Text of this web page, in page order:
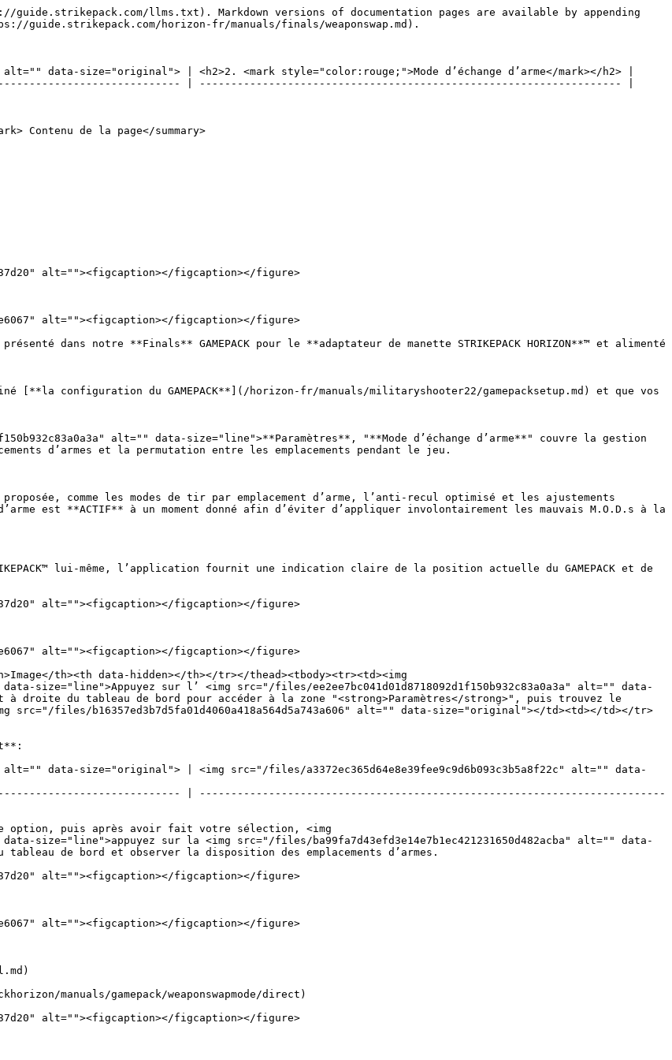
llms.txt). Markdown versions of documentation pages are available by appending
guide.strikepack.com/horizon-fr/manuals/finals/weaponswap.md).
alt="" data-size="original"> | <h2>2. <mark style="color:rouge;">Mode d’échange d’arme</mark></h2> |
| ------------------------------------------------------------------- |
Contenu de la page</summary>
alt=""><figcaption></figcaption></figure>
alt=""><figcaption></figcaption></figure>
dans notre **Finals** GAMEPACK pour le **adaptateur de manette STRIKEPACK HORIZON**™ et alimenté
[**la configuration du GAMEPACK**](/horizon-fr/manuals/militaryshooter22/gamepacksetup.md) et que vos
alt="" data-size="line">**Paramètres**, "**Mode d’échange d’arme**" couvre la gestion
d’armes et la permutation entre les emplacements pendant le jeu.
comme les modes de tir par emplacement d’arme, l’anti-recul optimisé et les ajustements
est **ACTIF** à un moment donné afin d’éviter d’appliquer involontairement les mauvais M.O.D.s à la
lui-même, l’application fournit une indication claire de la position actuelle du GAMEPACK et de
alt=""><figcaption></figcaption></figure>
alt=""><figcaption></figcaption></figure>
th><th data-hidden></th></tr></thead><tbody><tr><td><img
size="line">Appuyez sur l’ <img src="/files/ee2ee7bc041d01d8718092d1f150b932c83a0a3a" alt="" data-
haut à droite du tableau de bord pour accéder à la zone "<strong>Paramètres</strong>", puis trouvez le
src="/files/b16357ed3b7d5fa01d4060a418a564d5a743a606" alt="" data-size="original"></td><td></td></tr>
alt="" data-size="original"> | <img src="/files/a3372ec365d64e8e39fee9c9d6b093c3b5a8f22c" alt="" data-
| --------------------------------------------------------------------------
option, puis après avoir fait votre sélection, <img
size="line">appuyez sur la <img src="/files/ba99fa7d43efd3e14e7b1ec421231650d482acba" alt="" data-
de bord et observer la disposition des emplacements d’armes.
alt=""><figcaption></figcaption></figure>
alt=""><figcaption></figcaption></figure>
manuals/gamepack/weaponswapmode/direct)
alt=""><figcaption></figcaption></figure>